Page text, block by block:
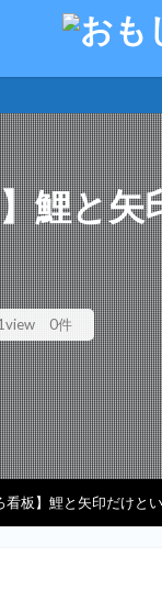
鯉と
0件
看板】鯉と矢印だけと
ーワード
ゴリー